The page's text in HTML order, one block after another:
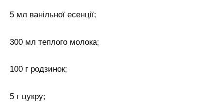
5 мл ванільної есенції;
300 мл теплого молока;
100 г родзинок;
5 г цукру;